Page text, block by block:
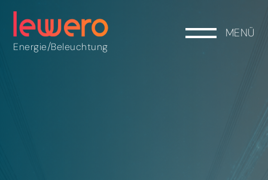
Energie/Beleuchtung
MENÜ